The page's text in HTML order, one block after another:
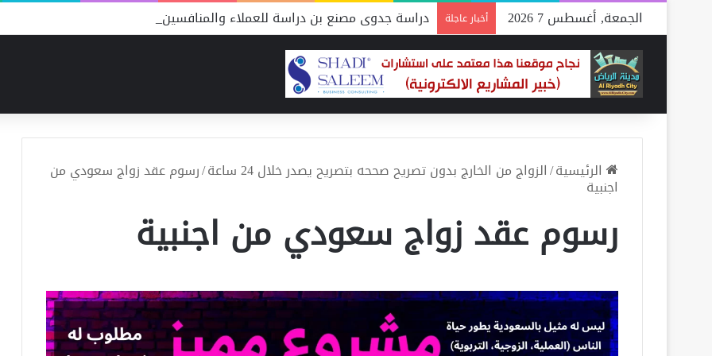
الجمعة, أغسطس 7 2026 أخبار عاجلة دراسة جدوى مصنع بن دراسة للعملاء والمنافسين
الرئيسية/الزواج من الخارج بدون تصريح صححه بتصريح يصدر خلال 24 ساعة /رسوم عقد زواج سعودي من
اجنبية
رسوم عقد زواج سعودي من اجنبية